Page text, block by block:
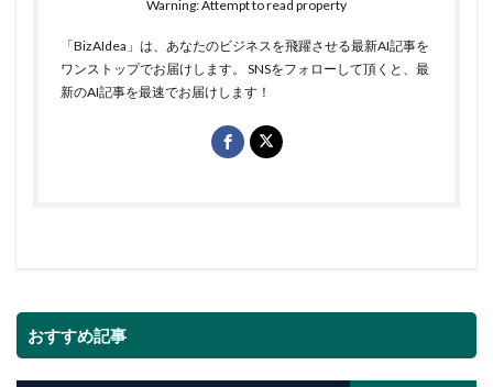
Warning: Attempt to read property
「BizAIdea」は、あなたのビジネスを飛躍させる最新AI記事を
ワンストップでお届けします。 SNSをフォローして頂くと、最
新のAI記事を最速でお届けします！
おすすめ記事